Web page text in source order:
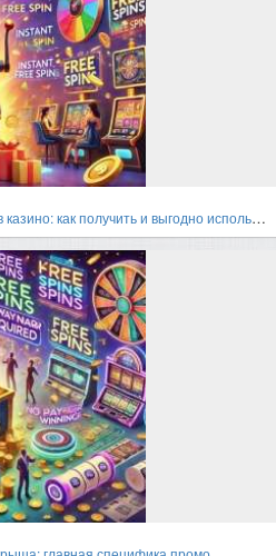
как получить и выгодно использовать?